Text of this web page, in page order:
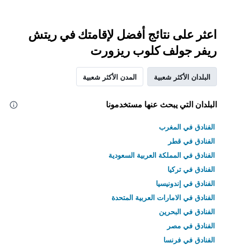
اعثر على نتائج أفضل لإقامتك في ريتش
ريفر جولف كلوب ريزورت
البلدان الأكثر شعبية المدن الأكثر شعبية
البلدان التي يبحث عنها مستخدمونا
الفنادق في المغرب
الفنادق في قطر
الفنادق في المملكة العربية السعودية
الفنادق في تركيا
الفنادق في إندونيسيا
الفنادق في الامارات العربية المتحدة
الفنادق في البحرين
الفنادق في مصر
الفنادق في فرنسا